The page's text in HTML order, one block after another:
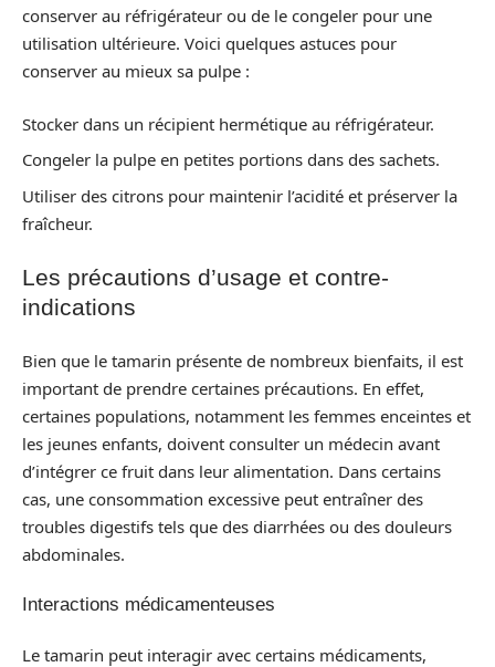
conserver au réfrigérateur ou de le congeler pour une
utilisation ultérieure. Voici quelques astuces pour
conserver au mieux sa pulpe :
Stocker dans un récipient hermétique au réfrigérateur.
Congeler la pulpe en petites portions dans des sachets.
Utiliser des citrons pour maintenir l’acidité et préserver la
fraîcheur.
Les précautions d’usage et contre-
indications
Bien que le tamarin présente de nombreux bienfaits, il est
important de prendre certaines précautions. En effet,
certaines populations, notamment les femmes enceintes et
les jeunes enfants, doivent consulter un médecin avant
d’intégrer ce fruit dans leur alimentation. Dans certains
cas, une consommation excessive peut entraîner des
troubles digestifs tels que des diarrhées ou des douleurs
abdominales.
Interactions médicamenteuses
Le tamarin peut interagir avec certains médicaments,